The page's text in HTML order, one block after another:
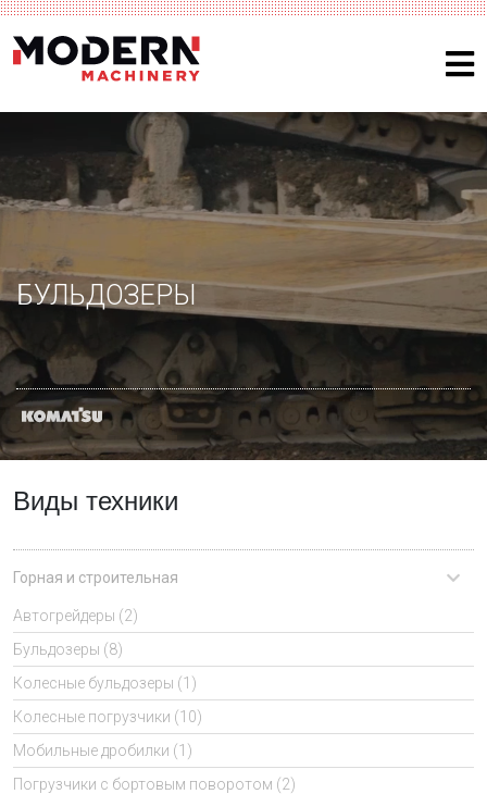
БУЛЬДОЗЕРЫ
Виды техники
Горная и строительная
Автогрейдеры (2)
Бульдозеры (8)
Колесные бульдозеры (1)
Колесные погрузчики (10)
Мобильные дробилки (1)
Погрузчики с бортовым поворотом (2)